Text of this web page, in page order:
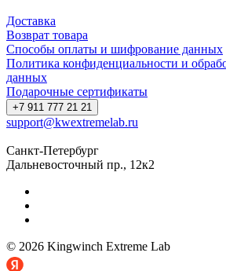
Доставка
Возврат товара
Способы оплаты и шифрование данных
Политика конфиденциальности и
данных
Подарочные сертификаты
+7 911 777 21 21
support@kwextremelab.ru
Санкт-Петербург
Дальневосточный пр., 12к2
© 2026 Kingwinch Extreme Lab